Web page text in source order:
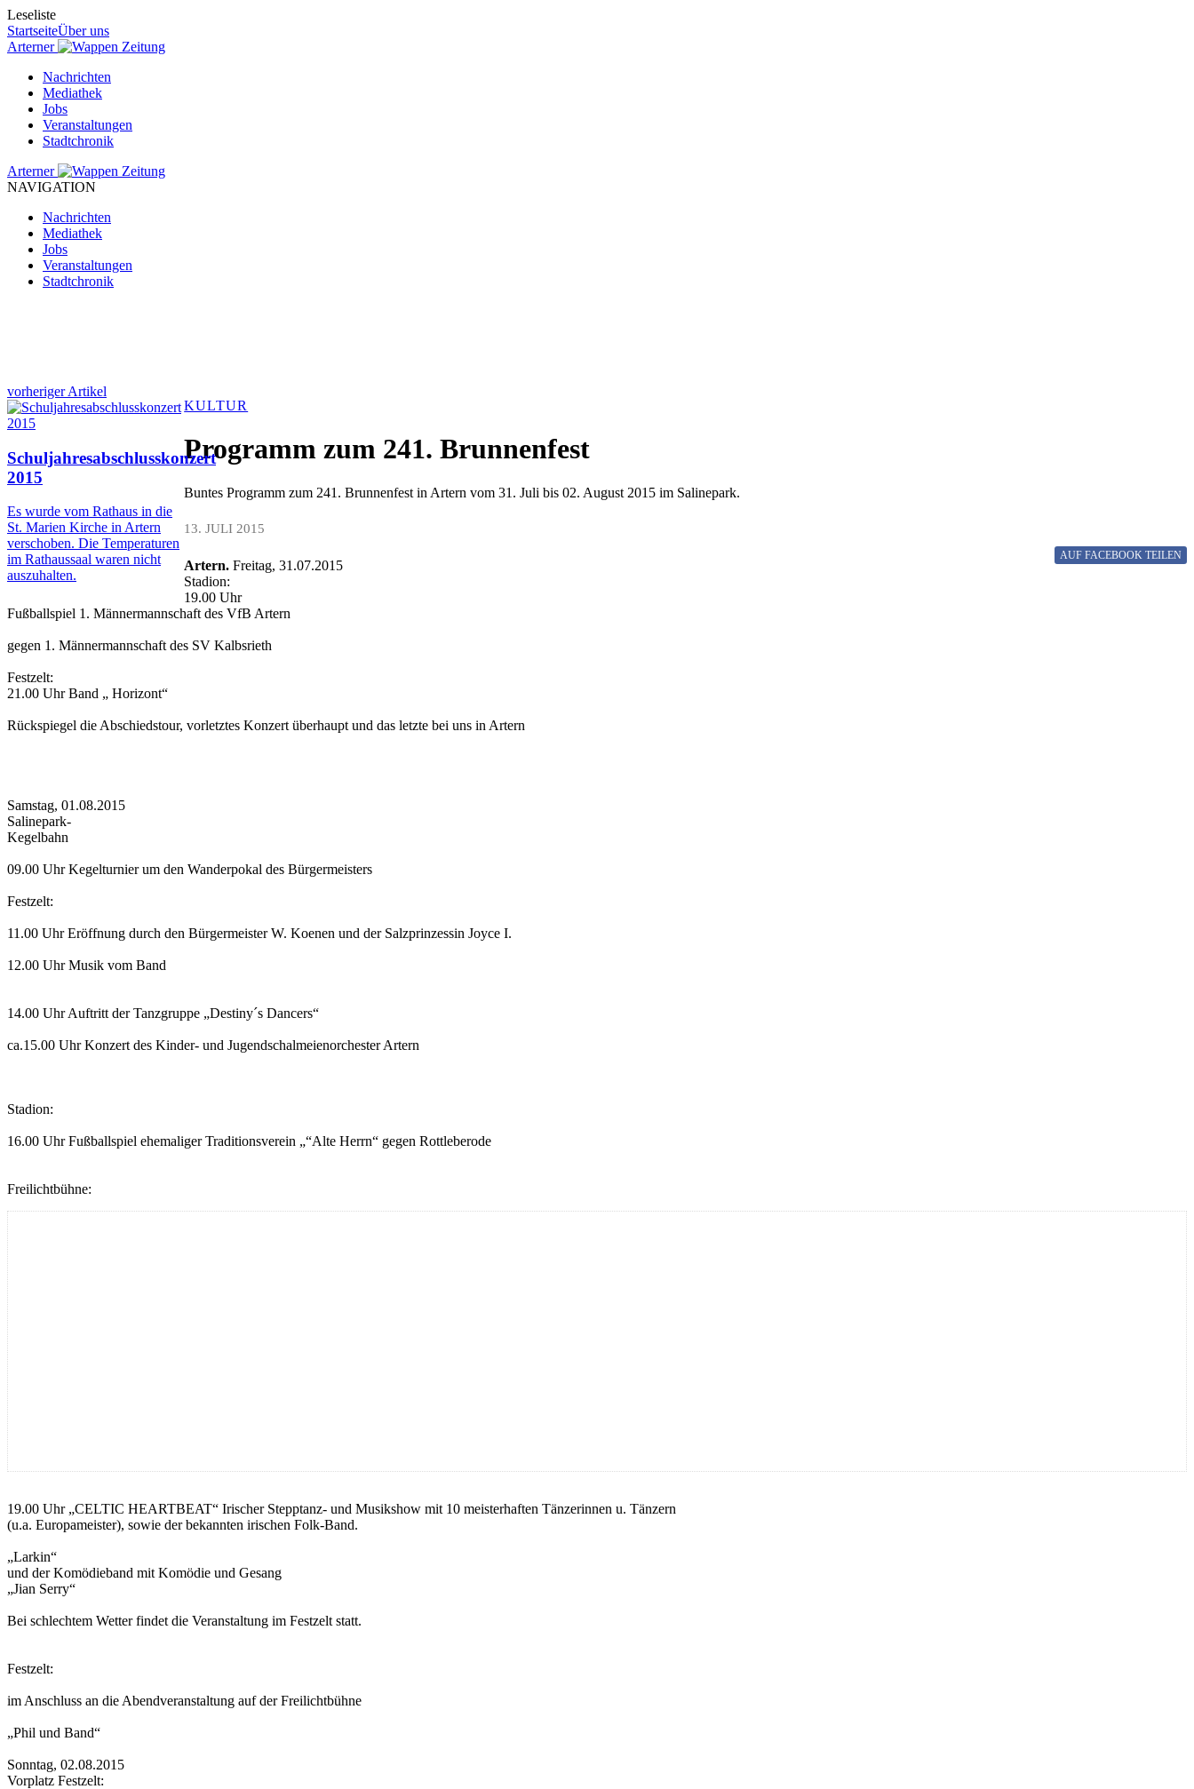
Leseliste
StartseiteÜber uns
Arterner
Zeitung
Nachrichten
Mediathek
Jobs
Veranstaltungen
Stadtchronik
Arterner
Zeitung
NAVIGATION
Nachrichten
Mediathek
Jobs
Veranstaltungen
Stadtchronik
vorheriger Artikel
Schuljahresabschlusskonzert
2015
Es wurde vom Rathaus in die
St. Marien Kirche in Artern
verschoben. Die Temperaturen
im Rathaussaal waren nicht
auszuhalten.
KULTUR
Programm zum 241. Brunnenfest
Buntes Programm zum 241. Brunnenfest in Artern vom 31. Juli bis 02. August 2015 im Salinepark.
13. JULI 2015
AUF FACEBOOK TEILEN
Artern.Freitag, 31.07.2015
Stadion:
19.00 Uhr
Fußballspiel 1. Männermannschaft des VfB Artern
gegen 1. Männermannschaft des SV Kalbsrieth
Festzelt:
21.00 Uhr Band „ Horizont“
Rückspiegel die Abschiedstour, vorletztes Konzert überhaupt und das letzte bei uns in Artern
Samstag, 01.08.2015
Salinepark-
Kegelbahn
09.00 Uhr Kegelturnier um den Wanderpokal des Bürgermeisters
Festzelt:
11.00 Uhr Eröffnung durch den Bürgermeister W. Koenen und der Salzprinzessin Joyce I.
12.00 Uhr Musik vom Band
14.00 Uhr Auftritt der Tanzgruppe „Destiny´s Dancers“
ca.15.00 Uhr Konzert des Kinder- und Jugendschalmeienorchester Artern
Stadion:
16.00 Uhr Fußballspiel ehemaliger Traditionsverein „“Alte Herrn“ gegen Rottleberode
Freilichtbühne:
19.00 Uhr „CELTIC HEARTBEAT“ Irischer Stepptanz- und Musikshow mit 10 meisterhaften Tänzerinnen u. Tänzern
(u.a. Europameister), sowie der bekannten irischen Folk-Band.
„Larkin“
und der Komödieband mit Komödie und Gesang
„Jian Serry“
Bei schlechtem Wetter findet die Veranstaltung im Festzelt statt.
Festzelt:
im Anschluss an die Abendveranstaltung auf der Freilichtbühne
„Phil und Band“
Sonntag, 02.08.2015
Vorplatz Festzelt: